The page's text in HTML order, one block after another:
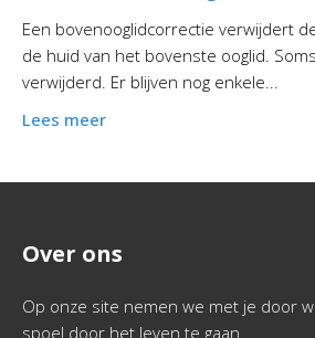
Een bovenooglidcorrectie verwijdert
de huid van het bovenste ooglid.
verwijderd. Er blijven nog enkele...
Lees meer
Over ons
Op onze site nemen we met je door
spoel door het leven te gaan.